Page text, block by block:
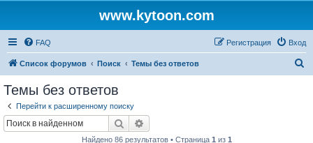
www.kytoon.com
FAQ Вход
Регистрация
Список форумов Поиск Темы без ответов
Темы без ответов
Перейти к расширенному поиску
Поиск
Найдено 86 результатов • Страница 1 из 1